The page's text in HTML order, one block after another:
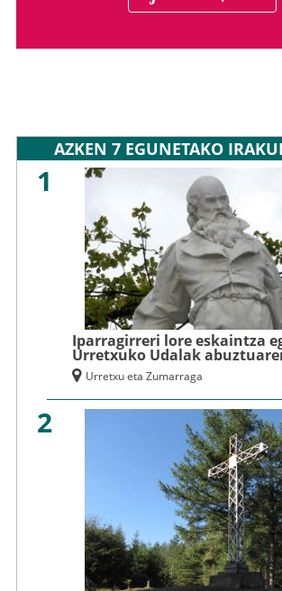
AZKEN 7 EGUNETAKO
1
Iparragirreri lore eskaintza
Urretxuko Udalak
Urretxu eta Zumarraga
2